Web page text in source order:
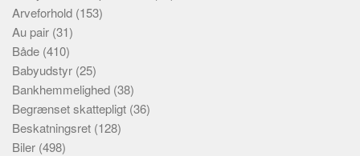
Arveforhold (153)
Au pair (31)
Både (410)
Babyudstyr (25)
Bankhemmelighed (38)
Begrænset skattepligt (36)
Beskatningsret (128)
Biler (498)